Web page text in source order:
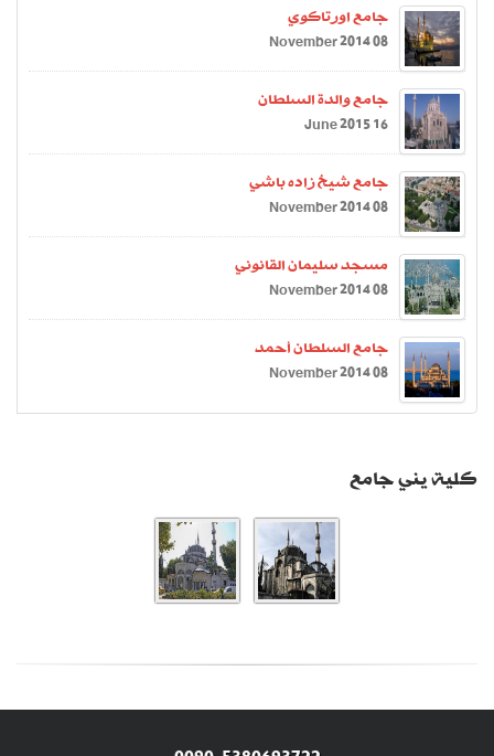
جامع اورتاكوي
08 November 2014
جامع والدة السلطان
16 June 2015
جامع شيخ زاده باشي
08 November 2014
مسجد سليمان القانوني
08 November 2014
جامع السلطان أحمد
08 November 2014
كلية يني جامع